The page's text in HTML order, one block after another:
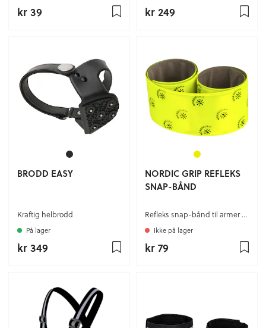
kr 39 kr 249
BRODD EASY
Kraftig helbrodd
På lager
kr 349
NORDIC GRIP REFLEKS
SNAP-BÅND
Refleks snap-bånd til armer og ben
Ikke på lager
kr 79